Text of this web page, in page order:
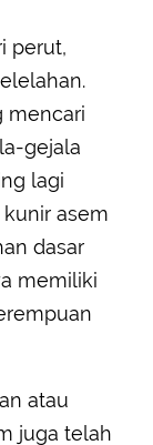
perut,
mencari
gejala
lagi
asem
dasar
memiliki
atau
juga telah